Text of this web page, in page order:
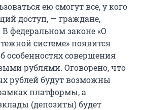
ею смогут все, у кого
доступ, — граждане,
федеральном законе «О
системе» появится
особенностях совершения
рублями. Оговорено, что
рублей будут возможны
платформы, а
(депозиты) будет